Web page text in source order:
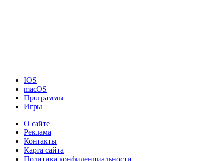
IOS
macOS
Программы
Игры
О сайте
Реклама
Контакты
Карта сайта
Политика конфиденциальности